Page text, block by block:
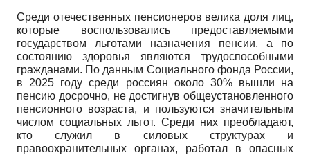
Среди отечественных пенсионеров велика доля лиц,
которые воспользовались предоставляемыми
государством льготами назначения пенсии, а по
состоянию здоровья являются трудоспособными
гражданами. По данным Социального фонда России,
в 2025 году среди россиян около 30% вышли на
пенсию досрочно, не достигнув общеустановленного
пенсионного возраста, и пользуются значительным
числом социальных льгот. Среди них преобладают,
кто служил в силовых структурах и
правоохранительных органах, работал в опасных